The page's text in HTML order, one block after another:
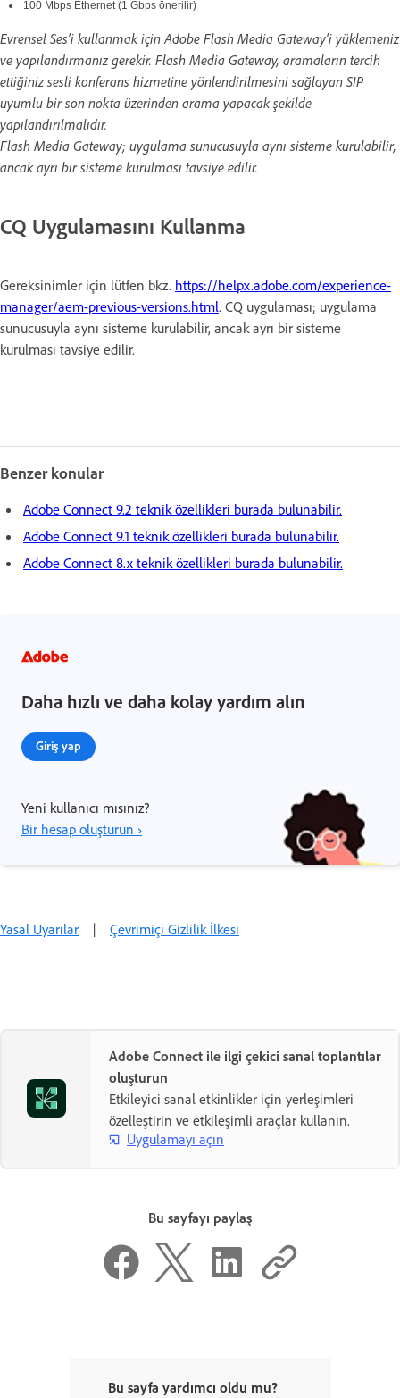
100 Mbps Ethernet (1 Gbps önerilir)
Evrensel Ses'i kullanmak için Adobe Flash Media Gateway'i yüklemeniz
ve yapılandırmanız gerekir. Flash Media Gateway, aramaların tercih
ettiğiniz sesli konferans hizmetine yönlendirilmesini sağlayan SIP
uyumlu bir son nokta üzerinden arama yapacak şekilde
yapılandırılmalıdır.
Flash Media Gateway; uygulama sunucusuyla aynı sisteme kurulabilir,
ancak ayrı bir sisteme kurulması tavsiye edilir.
CQ Uygulamasını Kullanma
Gereksinimler için lütfen bkz. https://helpx.adobe.com/experience-
manager/aem-previous-versions.html. CQ uygulaması; uygulama
sunucusuyla aynı sisteme kurulabilir, ancak ayrı bir sisteme
kurulması tavsiye edilir.
Benzer konular
Adobe Connect 9.2 teknik özellikleri burada bulunabilir.
Adobe Connect 9.1 teknik özellikleri burada bulunabilir.
Adobe Connect 8.x teknik özellikleri burada bulunabilir.
Daha hızlı ve daha kolay yardım alın
Giriş yap
Yeni kullanıcı mısınız?
Bir hesap oluşturun ›
Yasal Uyarılar | Çevrimiçi Gizlilik İlkesi
Adobe Connect ile ilgi çekici sanal toplantılar
oluşturun
Etkileyici sanal etkinlikler için yerleşimleri
özelleştirin ve etkileşimli araçlar kullanın.
Uygulamayı açın
Bu sayfayı paylaş
Bu sayfa yardımcı oldu mu?